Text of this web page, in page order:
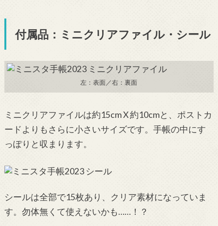
付属品：ミニクリアファイル・シール
左：表面／右：裏面
ミニクリアファイルは約15cm X 約10cmと、ポストカ
ードよりもさらに小さいサイズです。手帳の中にす
っぽりと収まります。
シールは全部で15枚あり、クリア素材になっていま
す。勿体無くて使えないかも……！？